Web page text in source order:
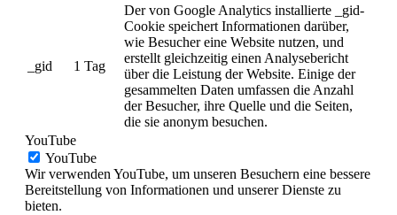
_gid 1 Tag
Der von Google Analytics installierte _gid-
Cookie speichert Informationen darüber,
wie Besucher eine Website nutzen, und
erstellt gleichzeitig einen Analysebericht
über die Leistung der Website. Einige der
gesammelten Daten umfassen die Anzahl
der Besucher, ihre Quelle und die Seiten,
die sie anonym besuchen.
YouTube
YouTube
Wir verwenden YouTube, um unseren Besuchern eine bessere
Bereitstellung von Informationen und unserer Dienste zu
bieten.